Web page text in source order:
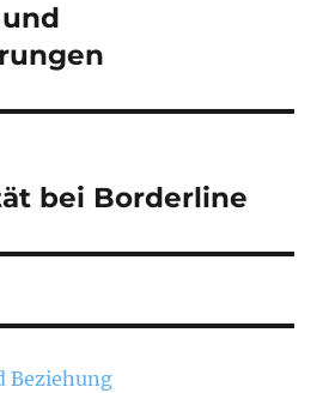
bei Borderline
Beziehung